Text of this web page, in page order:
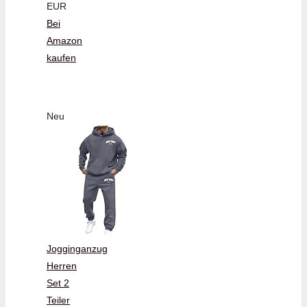
EUR
Bei
Amazon
kaufen
Neu
Jogginganzug
Herren
Set 2
Teiler